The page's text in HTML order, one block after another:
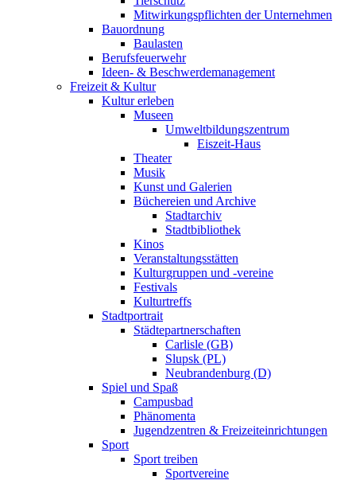
Mitwirkungspflichten der Unternehmen
Bauordnung
Baulasten
Berufsfeuerwehr
Ideen- & Beschwerdemanagement
Freizeit & Kultur
Kultur erleben
Museen
Umweltbildungszentrum
Eiszeit-Haus
Theater
Musik
Kunst und Galerien
Büchereien und Archive
Stadtarchiv
Stadtbibliothek
Kinos
Veranstaltungsstätten
Kulturgruppen und -vereine
Festivals
Kulturtreffs
Stadtportrait
Städtepartnerschaften
Carlisle (GB)
Slupsk (PL)
Neubrandenburg (D)
Spiel und Spaß
Campusbad
Phänomenta
Jugendzentren & Freizeiteinrichtungen
Sport
Sport treiben
Sportvereine